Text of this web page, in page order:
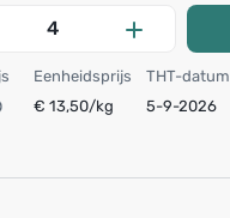
Eenheidsprijs
€ 13,50/kg
THT-datum
5-9-2026